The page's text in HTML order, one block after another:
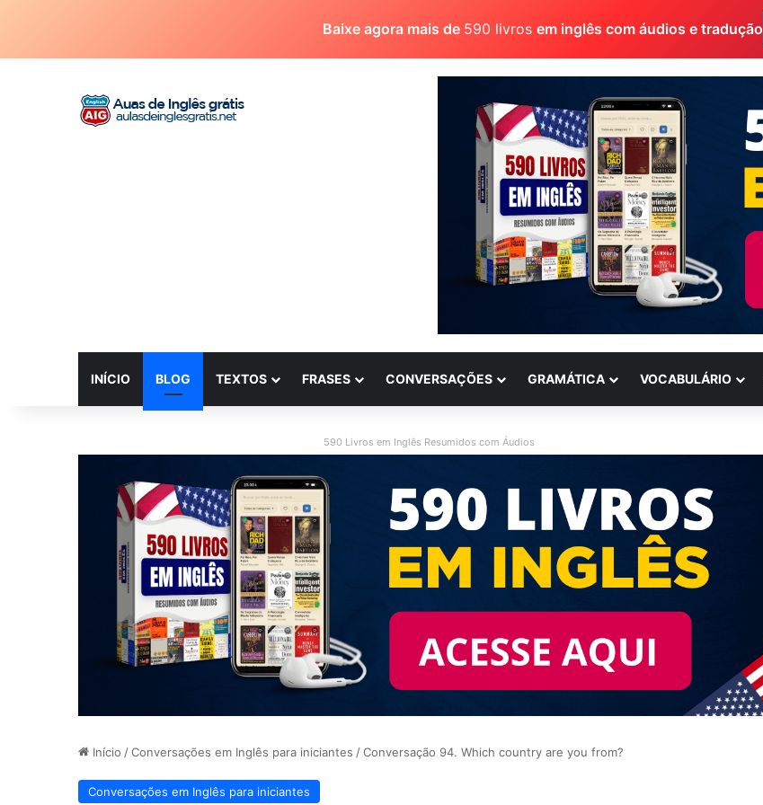
Baixe agora mais de 590 livros em inglês com áudios e tradução
INÍCIO BLOG TEXTOS FRASES CONVERSAÇÕES GRAMÁTICA VOCABULÁRIO
590 Livros em Inglês Resumidos com Áudios
Início /Conversações em Inglês para iniciantes /Conversação 94. Which country are you from?
Conversações em Inglês para iniciantes